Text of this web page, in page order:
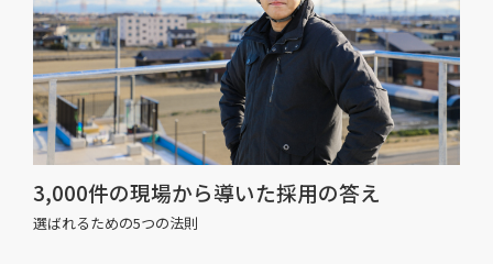
3,000件の現場から導いた採用の答え
選ばれるための5つの法則